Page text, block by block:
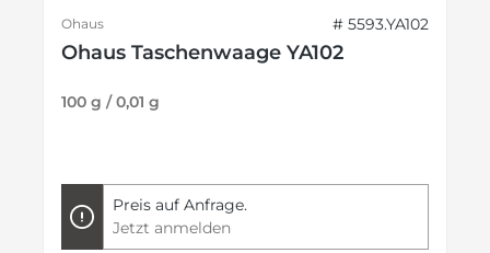
Ohaus # 5593.YA102
Ohaus Taschenwaage YA102
100 g / 0,01 g
Preis auf Anfrage.
Jetzt anmelden